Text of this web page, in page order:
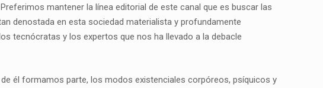
mantener la línea editorial de este canal que es buscar las
denostada en esta sociedad materialista y profundamente
tecnócratas y los expertos que nos ha llevado a la debacle
él formamos parte, los modos existenciales corpóreos, psíquicos y